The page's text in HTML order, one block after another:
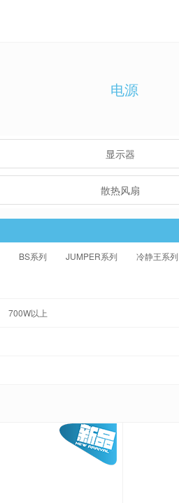
电源
显示器
散热风扇
BS系列 JUMPER系列 冷静王系列
700W以上